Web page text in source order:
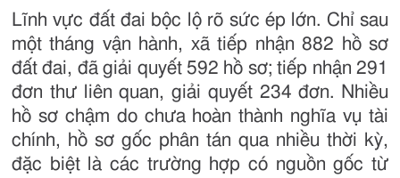
Lĩnh vực đất đai bộc lộ rõ sức ép lớn. Chỉ sau
một tháng vận hành, xã tiếp nhận 882 hồ sơ
đất đai, đã giải quyết 592 hồ sơ; tiếp nhận 291
đơn thư liên quan, giải quyết 234 đơn. Nhiều
hồ sơ chậm do chưa hoàn thành nghĩa vụ tài
chính, hồ sơ gốc phân tán qua nhiều thời kỳ,
đặc biệt là các trường hợp có nguồn gốc từ